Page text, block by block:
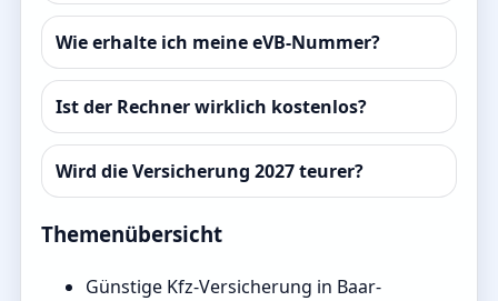
Wie erhalte ich meine eVB-Nummer?
Ist der Rechner wirklich kostenlos?
Wird die Versicherung 2027 teurer?
Themenübersicht
Günstige Kfz-Versicherung in Baar-